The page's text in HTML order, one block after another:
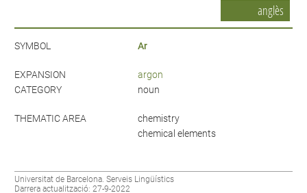
anglès
SYMBOL Ar
EXPANSION
argon
CATEGORY
noun
THEMATIC AREA
chemistry
chemical elements
Universitat de Barcelona. Serveis Lingüístics
Darrera actualització: 27-9-2022